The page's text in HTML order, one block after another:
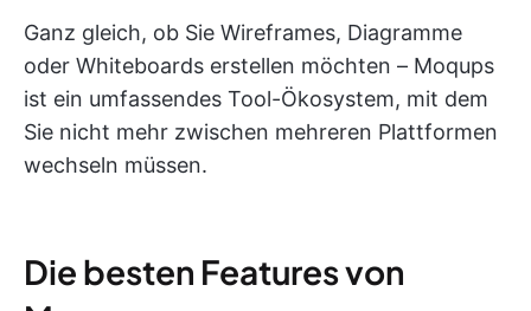
Ganz gleich, ob Sie Wireframes, Diagramme
oder Whiteboards erstellen möchten – Moqups
ist ein umfassendes Tool-Ökosystem, mit dem
Sie nicht mehr zwischen mehreren Plattformen
wechseln müssen.
Die besten Features von